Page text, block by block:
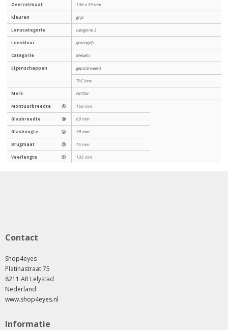
Overzetmaat 136 x 39 mm
Kleuren grijs
Lenscategorie categorie 3
Lenskleur groengrijs
Categorie Metallic
Eigenschappen gepolariseerd
TAC lens
Merk FitOfar
Montuurbreedte Ⓐ 150 mm
Glasbreedte Ⓑ 60 mm
Glashoogte Ⓒ 38 mm
Brugmaat Ⓓ 15 mm
Veerlengte Ⓔ 135 mm
Contact
Shop4eyes
Platinastraat 75
8211 AR Lelystad
Nederland
www.shop4eyes.nl
Informatie